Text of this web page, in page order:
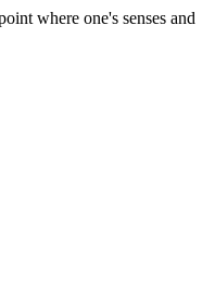
where one's senses and